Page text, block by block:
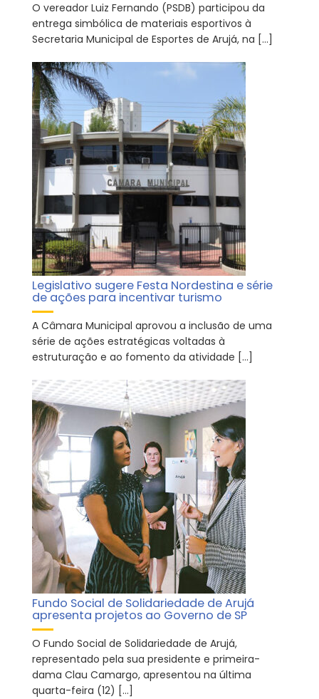
O vereador Luiz Fernando (PSDB) participou da
entrega simbólica de materiais esportivos à
Secretaria Municipal de Esportes de Arujá, na […]
Legislativo sugere Festa Nordestina e série
de ações para incentivar turismo
A Câmara Municipal aprovou a inclusão de uma
série de ações estratégicas voltadas à
estruturação e ao fomento da atividade […]
Fundo Social de Solidariedade de Arujá
apresenta projetos ao Governo de SP
O Fundo Social de Solidariedade de Arujá,
representado pela sua presidente e primeira-
dama Clau Camargo, apresentou na última
quarta-feira (12) […]